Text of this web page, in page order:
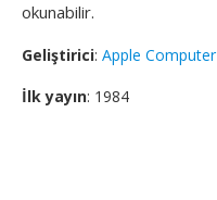
okunabilir.
Geliştirici: Apple Computer
İlk yayın: 1984